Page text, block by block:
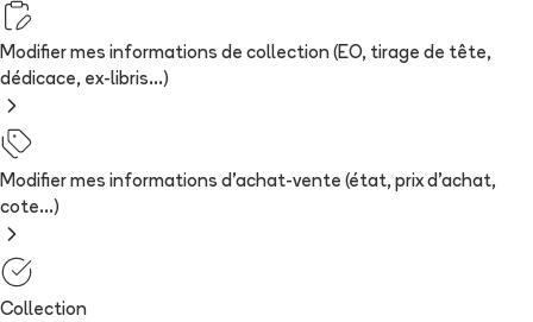
Modifier mes informations de collection (EO, tirage de tête,
dédicace, ex-libris...)
Modifier mes informations d'achat-vente (état, prix d'achat,
cote...)
Collection